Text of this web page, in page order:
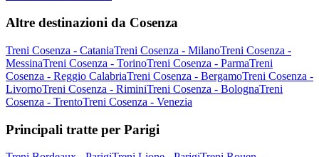
Altre destinazioni da Cosenza
Treni Cosenza - CataniaTreni Cosenza - MilanoTreni Cosenza -
MessinaTreni Cosenza - TorinoTreni Cosenza - ParmaTreni
Cosenza - Reggio CalabriaTreni Cosenza - BergamoTreni Cosenza -
LivornoTreni Cosenza - RiminiTreni Cosenza - BolognaTreni
Cosenza - TrentoTreni Cosenza - Venezia
Principali tratte per Parigi